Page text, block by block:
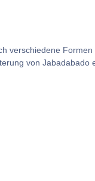
verschiedene
von Jabadabado